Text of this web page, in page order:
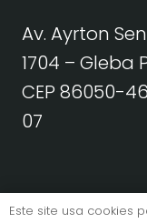
Av. Ayrton
1704 – Gleba
CEP 86050-
07
Política
Este site usa cookies